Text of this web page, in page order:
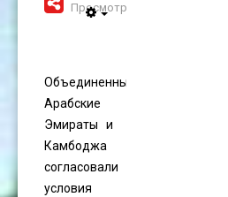
Просмотров: 1912
Объединенные
Арабские
Эмираты и
Камбоджа
согласовали
условия